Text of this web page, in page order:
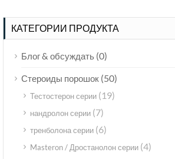
КАТЕГОРИИ ПРОДУКТА
Блог & обсуждать (0)
Стероиды порошок (50)
Тестостерон серии (19)
нандролон серии (7)
тренболона серии (6)
Masteron / Дростанолон серии (4)